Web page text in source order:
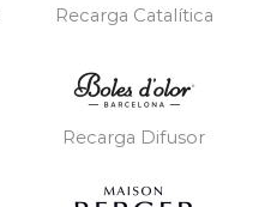
Recarga Catalítica
Recarga Difusor